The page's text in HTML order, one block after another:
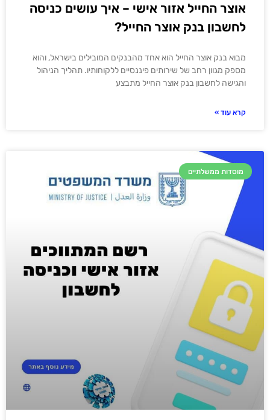
אוצר החייל אזור אישי – איך עושים כניסה
לחשבון בנק אוצר החייל?
מבוא בנק אוצר החייל הוא אחד מהבנקים המובילים בישראל, והוא
מספק מגוון רחב של שירותים פיננסיים ללקוחותיו. תהליך הניהול
והגישה לחשבון בנק אוצר החייל מתבצע
קרא עוד »
מוסדות ממשלתיים